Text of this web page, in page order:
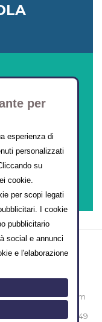
per
esperienza di
personalizzati
su
cookie.
per scopi legati
I cookie
pubblicitario
social e annunci
e l'elaborazione
Isernia [IT]
iva 00874800949